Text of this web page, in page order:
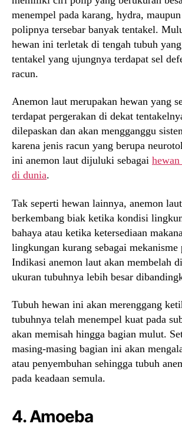
menempel pada karang, hydra,
polipnya tersebar banyak tentakel.
hewan ini terletak di tengah tubuh
tentakel yang ujungnya terdapat sel
racun.
Anemon laut merupakan hewan yang
terdapat pergerakan di dekat
dilepaskan dan akan mengganggu
karena jenis racun yang berupa
ini anemon laut dijuluki sebagai
di dunia.
Tak seperti hewan lainnya, anemon
berkembang biak ketika kondisi
bahaya atau ketika ketersediaan
lingkungan kurang sebagai mekanisme
Indikasi anemon laut akan membelah
ukuran tubuhnya lebih besar
Tubuh hewan ini akan merenggang
tubuhnya telah menempel kuat pada
akan memisah hingga bagian mulut.
masing-masing bagian ini akan
atau penyembuhan sehingga tubuh
pada keadaan semula.
4. Amoeba